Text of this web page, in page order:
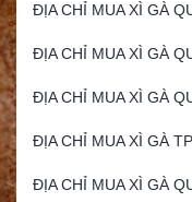
ĐỊA CHỈ MUA XÌ GÀ
ĐỊA CHỈ MUA XÌ GÀ
ĐỊA CHỈ MUA XÌ GÀ
ĐỊA CHỈ MUA XÌ GÀ
ĐỊA CHỈ MUA XÌ GÀ